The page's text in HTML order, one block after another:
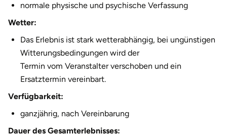
normale physische und psychische Verfassung
Wetter:
Das Erlebnis ist stark wetterabhängig, bei ungünstigen
Witterungsbedingungen wird der
Termin vom Veranstalter verschoben und ein
Ersatztermin vereinbart.
Verfügbarkeit:
ganzjährig, nach Vereinbarung
Dauer des Gesamterlebnisses: